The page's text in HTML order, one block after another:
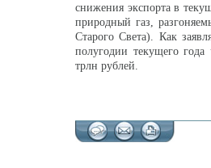
снижения экспорта в
природный газ,
Старого Света). Как
полугодии текущего
трлн рублей.